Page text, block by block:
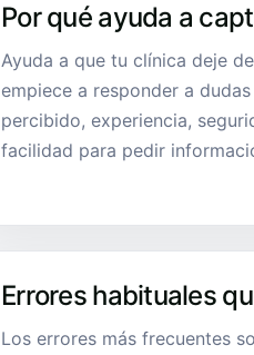
Por qué ayuda a
Ayuda a que tu clínica deje
empiece a responder a
percibido, experiencia,
facilidad para pedir
Errores habituales
Los errores más frecuentes